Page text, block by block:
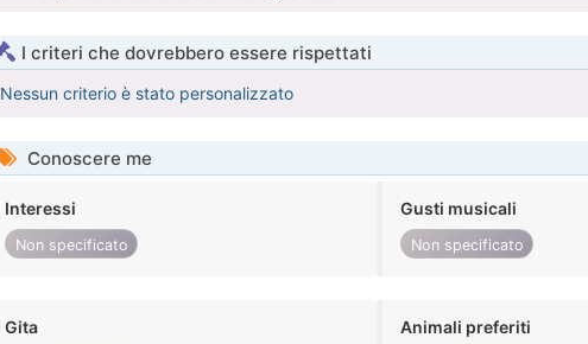
I criteri che dovrebbero essere rispettati
Nessun criterio è stato personalizzato
Conoscere me
Interessi
Non specificato
Gusti musicali
Non specificato
Gita Animali preferiti